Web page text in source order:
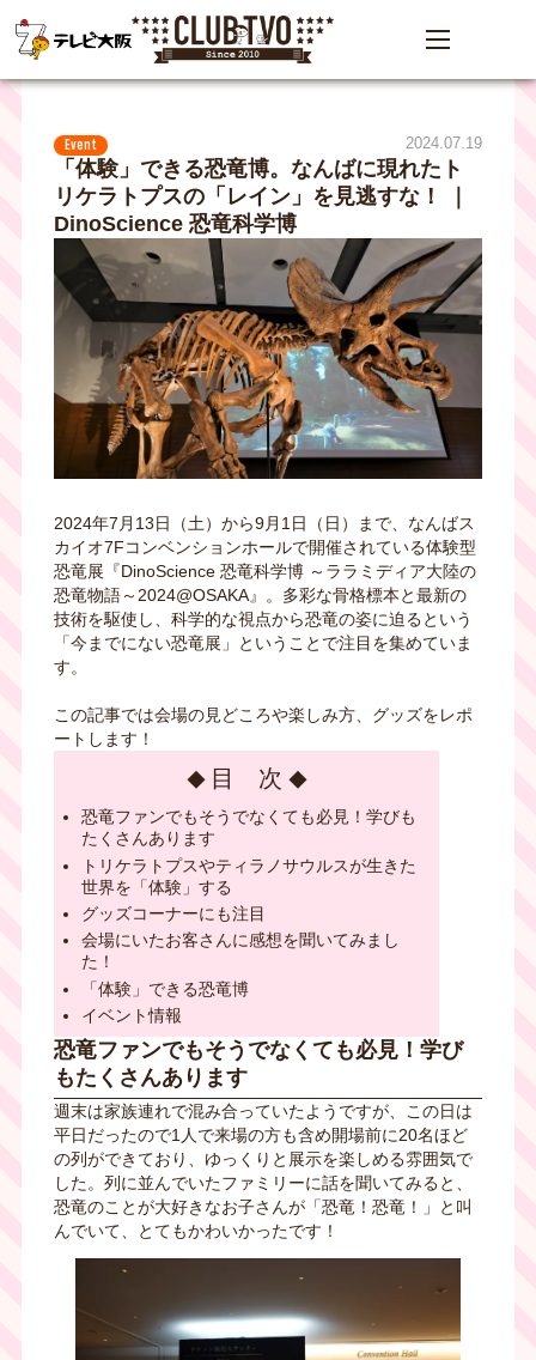
Event 2024.07.19
「体験」できる恐竜博。なんばに現れたト
リケラトプスの「レイン」を見逃すな！ ｜
DinoScience 恐竜科学博
2024年7月13日（土）から9月1日（日）まで、なんばス
カイオ7Fコンベンションホールで開催されている体験型
恐竜展『DinoScience 恐竜科学博 ～ララミディア大陸の
恐竜物語～2024@OSAKA』。多彩な骨格標本と最新の
技術を駆使し、科学的な視点から恐竜の姿に迫るという
「今までにない恐竜展」ということで注目を集めていま
す。
この記事では会場の見どころや楽しみ方、グッズをレポ
ートします！
目 次
恐竜ファンでもそうでなくても必見！学びも
たくさんあります
トリケラトプスやティラノサウルスが生きた
世界を「体験」する
グッズコーナーにも注目
会場にいたお客さんに感想を聞いてみまし
た！
「体験」できる恐竜博
イベント情報
恐竜ファンでもそうでなくても必見！学び
もたくさんあります
週末は家族連れで混み合っていたようですが、この日は
平日だったので1 人で来場の方も含め開場前に20名ほど
の列ができており、ゆっくりと展示を楽しめる雰囲気で
した。列に並んでいたファミリーに話を聞いてみると、
恐竜のことが大好きなお子さんが「恐竜！恐竜！」と叫
んでいて、とてもかわいかったです！